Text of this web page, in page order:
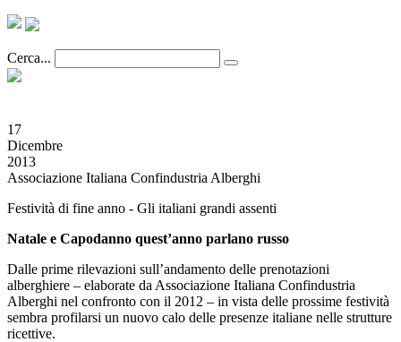
Cerca...
17
Dicembre
2013
Associazione Italiana Confindustria Alberghi
Festività di fine anno - Gli italiani grandi assenti
Natale e Capodanno quest’anno parlano russo
Dalle prime rilevazioni sull’andamento delle prenotazioni
alberghiere – elaborate da Associazione Italiana Confindustria
Alberghi nel confronto con il 2012 – in vista delle prossime festività
sembra profilarsi un nuovo calo delle presenze italiane nelle strutture
ricettive.